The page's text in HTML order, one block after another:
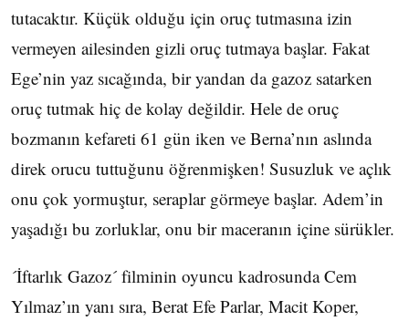
tutacaktır. Küçük olduğu için oruç tutmasına izin
vermeyen ailesinden gizli oruç tutmaya başlar. Fakat
Ege’nin yaz sıcağında, bir yandan da gazoz satarken
oruç tutmak hiç de kolay değildir. Hele de oruç
bozmanın kefareti 61 gün iken ve Berna’nın aslında
direk orucu tuttuğunu öğrenmişken! Susuzluk ve açlık
onu çok yormuştur, seraplar görmeye başlar. Adem’in
yaşadığı bu zorluklar, onu bir maceranın içine sürükler.
´İftarlık Gazoz´ filminin oyuncu kadrosunda Cem
Yılmaz’ın yanı sıra, Berat Efe Parlar, Macit Koper,